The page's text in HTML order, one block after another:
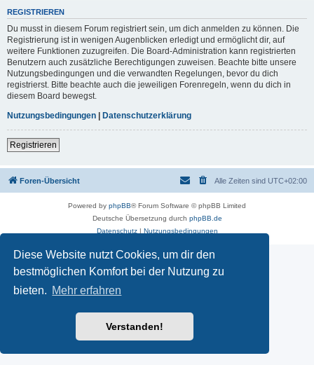
Diese Website nutzt Cookies, um dir den
bestmöglichen Komfort bei der Nutzung zu
bieten. Mehr erfahren
Verstanden!
REGISTRIEREN
Du musst in diesem Forum registriert sein, um dich anmelden zu können. Die
Registrierung ist in wenigen Augenblicken erledigt und ermöglicht dir, auf
weitere Funktionen zuzugreifen. Die Board-Administration kann registrierten
Benutzern auch zusätzliche Berechtigungen zuweisen. Beachte bitte unsere
Nutzungsbedingungen und die verwandten Regelungen, bevor du dich
registrierst. Bitte beachte auch die jeweiligen Forenregeln, wenn du dich in
diesem Board bewegst.
Nutzungsbedingungen | Datenschutzerklärung
Registrieren
Foren-Übersicht Alle Zeiten sind UTC+02:00
Powered by phpBB® Forum Software © phpBB Limited
Deutsche Übersetzung durch phpBB.de
Datenschutz| Nutzungsbedingungen